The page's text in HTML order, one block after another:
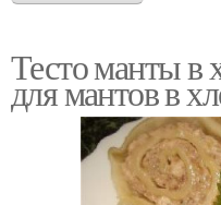
Тесто манты в
для мантов в